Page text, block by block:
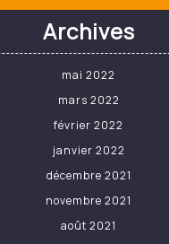
Archives
mai 2022
mars 2022
février 2022
janvier 2022
décembre 2021
novembre 2021
août 2021